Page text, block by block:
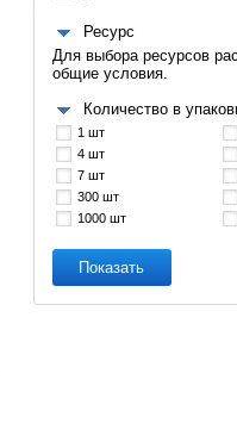
Ресурс
Для выбора ресурсов
общие условия.
Количество в
1 шт
4 шт
7 шт
300 шт
1000 шт
Показать